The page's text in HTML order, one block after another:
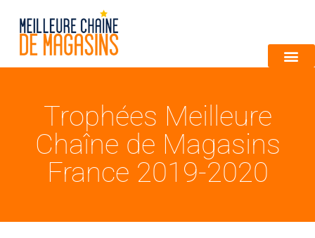
Trophées Meilleure
Chaîne de Magasins
France 2019-2020